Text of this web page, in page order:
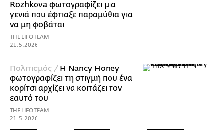
Rozhkova φωτογραφίζει μια
γενιά που έφτιαξε παραμύθια για
να μη φοβάται
THE LIFO TEAM
21.5.2026
Πολιτισμός / Η Nancy Honey
φωτογραφίζει τη στιγμή που ένα
κορίτσι αρχίζει να κοιτάζει τον
εαυτό του
THE LIFO TEAM
21.5.2026